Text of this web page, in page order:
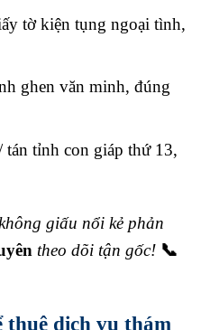
tờ kiện tụng ngoại tình,
ghen văn minh, đúng
tán tỉnh con giáp thứ 13,
giấu nổi kẻ phản
theo dõi tận gốc! 📞
thuê dịch vụ thám